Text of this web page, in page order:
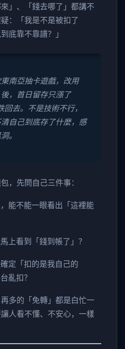
」、「錢去哪了」都講不
：「我是不是被扣了
底靠不靠譜？」
南亞抽卡遊戲，改用
後，首日留存只漲了
去。不是技術不行，
自己到底存了什麼，感
。
，先問自己三件事：
能不能一眼看出「這裡能
上看到「錢到帳了」？
定「扣的是我自己的
亂扣？
多的「免轉」都是白忙一
人看不懂、不安心，一樣